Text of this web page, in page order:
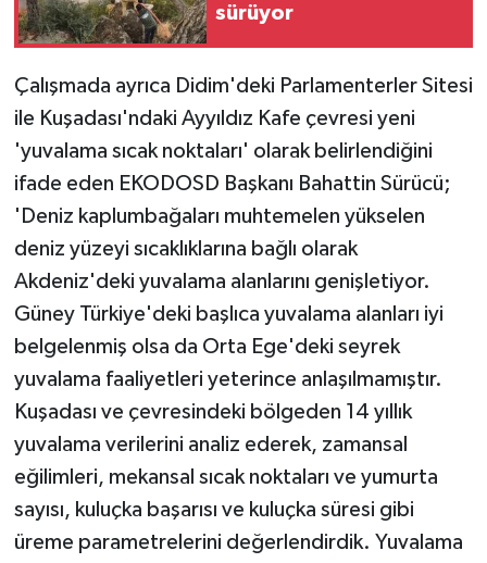
sürüyor
Çalışmada ayrıca Didim'deki Parlamenterler Sitesi
ile Kuşadası'ndaki Ayyıldız Kafe çevresi yeni
'yuvalama sıcak noktaları' olarak belirlendiğini
ifade eden EKODOSD Başkanı Bahattin Sürücü;
'Deniz kaplumbağaları muhtemelen yükselen
deniz yüzeyi sıcaklıklarına bağlı olarak
Akdeniz'deki yuvalama alanlarını genişletiyor.
Güney Türkiye'deki başlıca yuvalama alanları iyi
belgelenmiş olsa da Orta Ege'deki seyrek
yuvalama faaliyetleri yeterince anlaşılmamıştır.
Kuşadası ve çevresindeki bölgeden 14 yıllık
yuvalama verilerini analiz ederek, zamansal
eğilimleri, mekansal sıcak noktaları ve yumurta
sayısı, kuluçka başarısı ve kuluçka süresi gibi
üreme parametrelerini değerlendirdik. Yuvalama